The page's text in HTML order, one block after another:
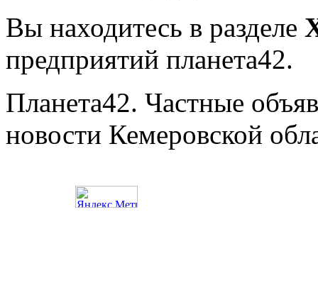
Вы находитесь в разделе
предприятий планета42.
Планета42. Частные
новости Кемеровской